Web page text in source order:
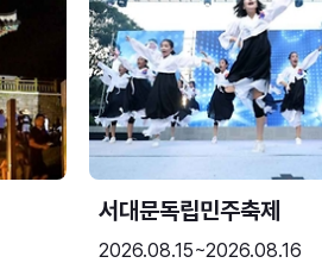
서대문독립민주축제
2026.08.15~2026.08.16